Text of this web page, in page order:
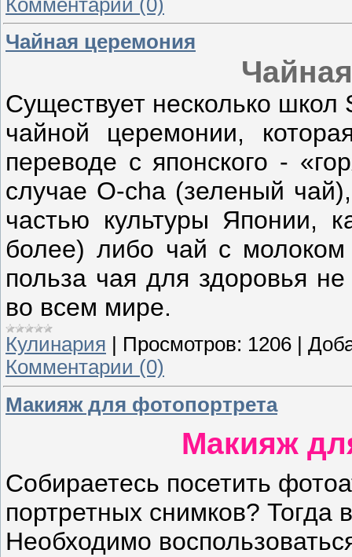
Чайная церемония
Существует несколько
чайной церемонии,
переводе с японского -
случае O-cha (зеленый
частью культуры Японии,
более) либо чай с
польза чая для здоровья не
во всем мире.
Кулинария Просмотров: 1206
Комментарии (0)
Макияж для фотопортрета
Макияж
Собираетесь посетить
портретных снимков?
Необходимо